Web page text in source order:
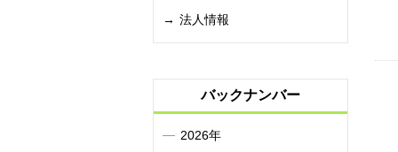
法人情報
バックナンバー
2026年